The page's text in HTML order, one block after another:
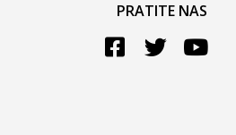
PRATITE NAS